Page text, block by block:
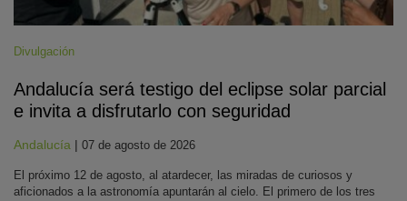
Divulgación
Andalucía será testigo del eclipse solar parcial
e invita a disfrutarlo con seguridad
Andalucía | 07 de agosto de 2026
El próximo 12 de agosto, al atardecer, las miradas de curiosos y
aficionados a la astronomía apuntarán al cielo. El primero de los tres